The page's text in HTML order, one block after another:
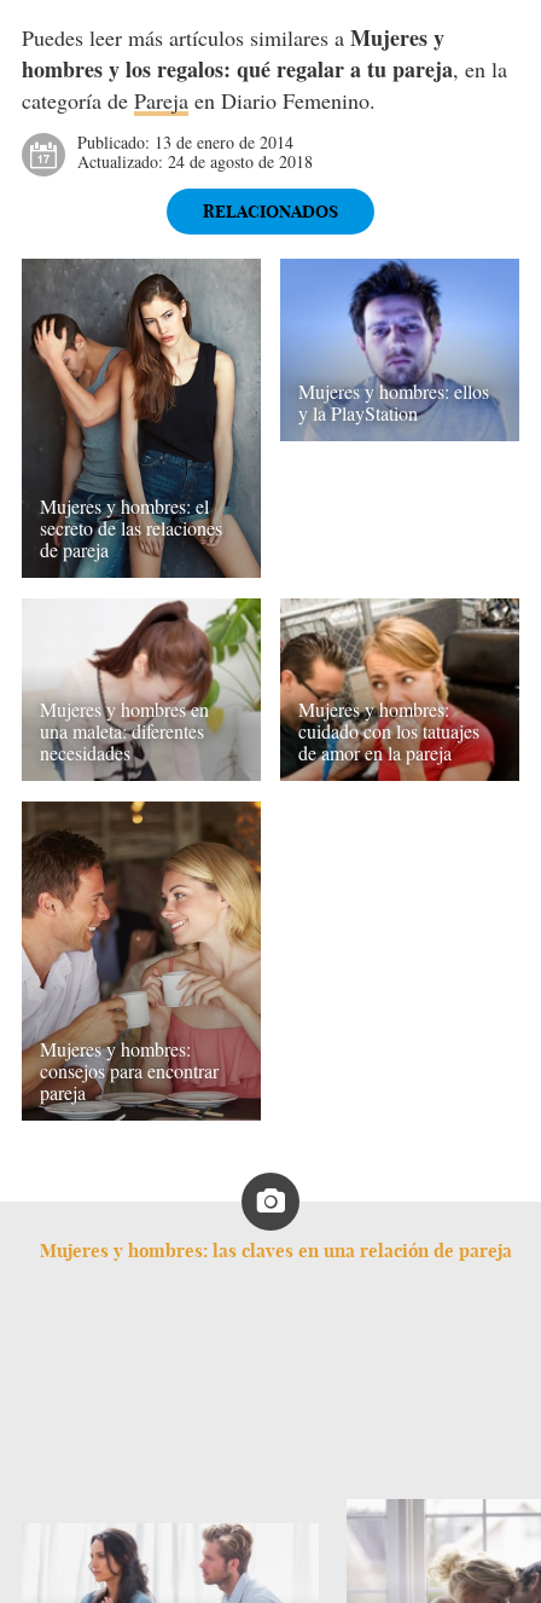
Puedes leer más artículos similares a Mujeres y
hombres y los regalos: qué regalar a tu pareja, en la
categoría de Parejaen Diario Femenino.
Publicado: 13 de enero de 2014
Actualizado: 24 de agosto de 2018
RELACIONADOS
Mujeres y hombres: el
secreto de las relaciones
de pareja
Mujeres y hombres: ellos
y la PlayStation
Mujeres y hombres en
una maleta: diferentes
necesidades
Mujeres y hombres:
cuidado con los tatuajes
de amor en la pareja
Mujeres y hombres:
consejos para encontrar
pareja
Mujeres y hombres: las claves en una relación de pareja